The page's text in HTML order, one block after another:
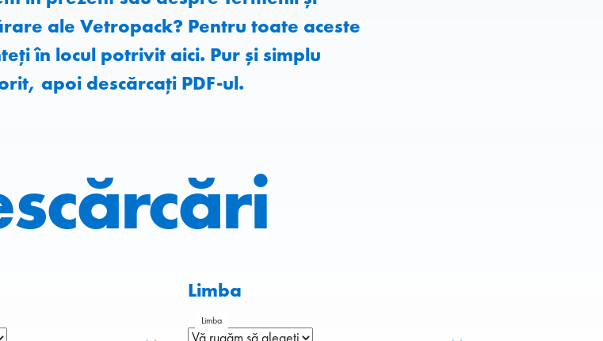
ale Vetropack? Pentru toate aceste
în locul potrivit aici. Pur și simplu
apoi descărcați PDF-ul.
Limba
Limba